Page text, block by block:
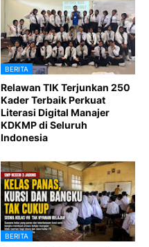
BERITA
Relawan TIK Terjunkan 250
Kader Terbaik Perkuat
Literasi Digital Manajer
KDKMP di Seluruh
Indonesia
BERITA